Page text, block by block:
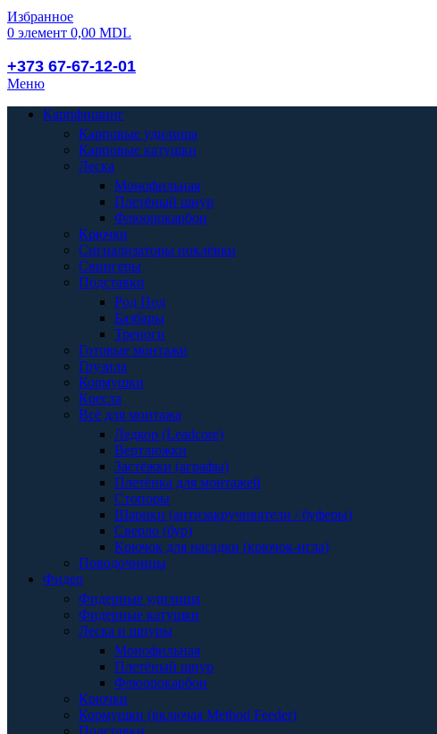
Избранное
0 элемент 0,00 MDL
+373 67-67-12-01
Меню
Карпфишинг
Карповые удилища
Карповые катушки
Леска
Монофильная
Плетёный шнур
Флюорокарбон
Крючки
Сигнализаторы поклёвки
Свингеры
Подставки
Род Под
Базбары
Треноги
Готовые монтажи
Грузила
Кормушки
Кресла
Всё для монтажа
Ледкор (Leadcore)
Вертлюжки
Застёжки (аграфы)
Плетёнка для монтажей
Стопоры
Шарики (антизакручиватели / буферы)
Сверло (бур)
Крючок для насадки (крючок-игла)
Поводочницы
Фидер
Фидерные удилища
Фидерные катушки
Леска и шнуры
Монофильная
Плетёный шнур
Флюорокарбон
Крючки
Кормушки (включая Method Feeder)
Подставки